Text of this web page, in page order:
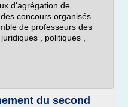
d'agrégation de
concours organisés
de professeurs des
, politiques ,
du second